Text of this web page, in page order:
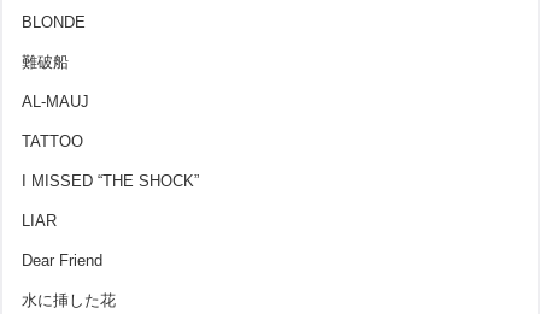
BLONDE
難破船
AL-MAUJ
TATTOO
I MISSED “THE SHOCK”
LIAR
Dear Friend
水に挿した花